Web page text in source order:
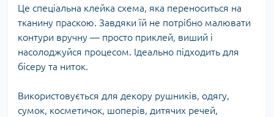
Це спеціальна клейка схема, яка переноситься на
тканину праскою. Завдяки їй не потрібно малювати
контури вручну — просто приклей, виший і
насолоджуйся процесом. Ідеально підходить для
бісеру та ниток.
Використовується для декору рушників, одягу,
сумок, косметичок, шоперів, дитячих речей,